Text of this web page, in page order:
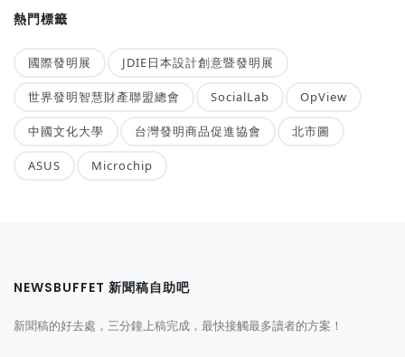
熱門標籤
國際發明展 JDIE日本設計創意暨發明展
世界發明智慧財產聯盟總會 SocialLab OpView
中國文化大學 台灣發明商品促進協會 北市圖
ASUS Microchip
NEWSBUFFET 新聞稿自助吧
新聞稿的好去處，三分鐘上稿完成，最快接觸最多讀者的方案！